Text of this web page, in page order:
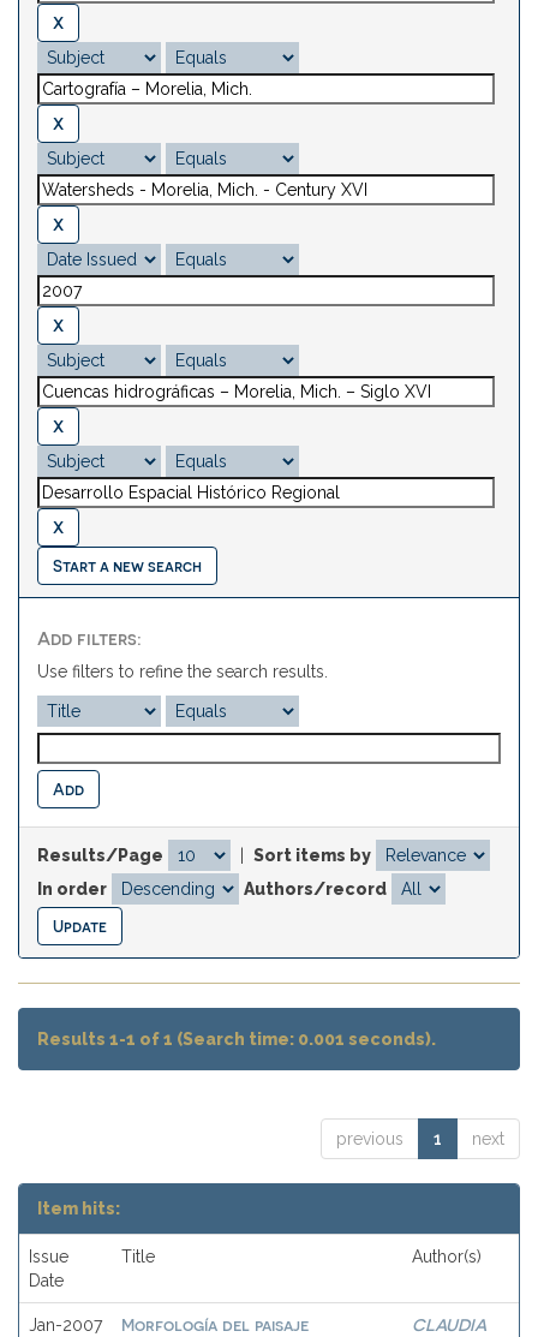
Start a new search
Add filters:
Use filters to refine the search results.
Results/Page
Sort items by
In order
Authors/record
Results 1-1 of 1 (Search time: 0.001 seconds).
previous 1 next
Item hits:
Issue
Date
Title Author(s)
Jan-2007
Morfología del paisaje
CLAUDIA